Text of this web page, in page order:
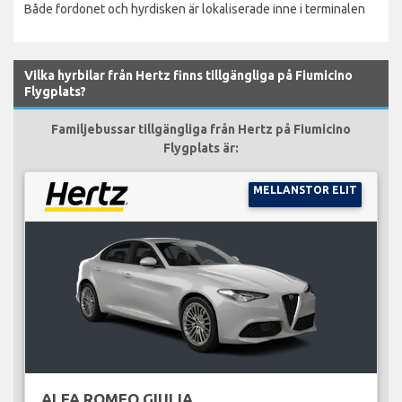
Både fordonet och hyrdisken är lokaliserade inne i terminalen
Vilka hyrbilar från Hertz finns tillgängliga på Fiumicino
Flygplats?
Familjebussar tillgängliga från Hertz på Fiumicino
Flygplats är:
MELLANSTOR ELIT
ALFA ROMEO GIULIA